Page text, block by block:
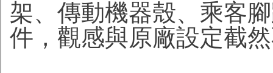
架、傳動機器殼、乘客
件，觀感與原廠設定截